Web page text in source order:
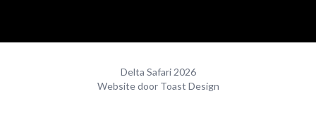
Delta Safari 2026
Website door Toast Design